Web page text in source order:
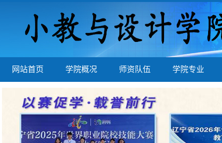
网站首页 学院概况 师资队伍 学院专业